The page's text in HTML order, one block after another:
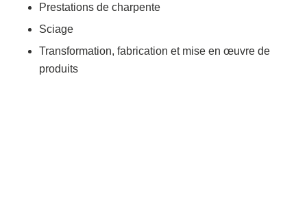
Prestations de charpente
Sciage
Transformation, fabrication et mise en œuvre de
produits